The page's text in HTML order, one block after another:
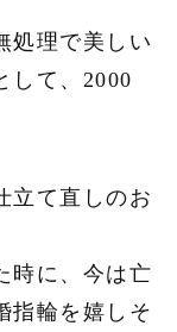
処理で美しい
して、2000
立て直しのお
時に、今は亡
指輪を嬉しそ